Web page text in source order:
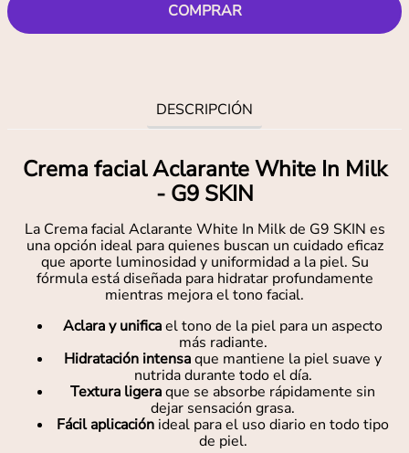
COMPRAR
DESCRIPCIÓN
Crema facial Aclarante White In Milk
- G9 SKIN
La Crema facial Aclarante White In Milk de G9 SKIN es
una opción ideal para quienes buscan un cuidado eficaz
que aporte luminosidad y uniformidad a la piel. Su
fórmula está diseñada para hidratar profundamente
mientras mejora el tono facial.
Aclara y unificael tono de la piel para un aspecto
más radiante.
Hidratación intensaque mantiene la piel suave y
nutrida durante todo el día.
Textura ligeraque se absorbe rápidamente sin
dejar sensación grasa.
Fácil aplicación ideal para el uso diario en todo tipo
de piel.